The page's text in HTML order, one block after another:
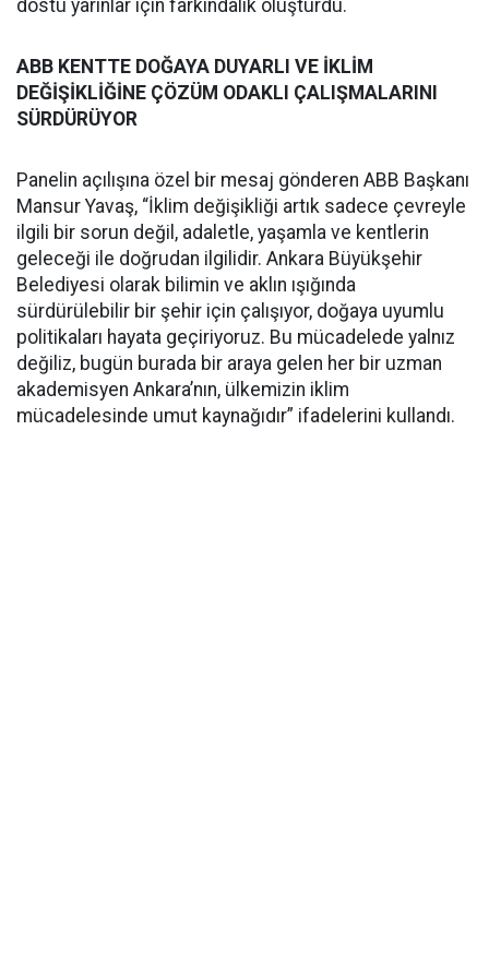
dostu yarınlar için farkındalık oluşturdu.
ABB KENTTE DOĞAYA DUYARLI VE İKLİM
DEĞİŞİKLİĞİNE ÇÖZÜM ODAKLI ÇALIŞMALARINI
SÜRDÜRÜYOR
Panelin açılışına özel bir mesaj gönderen ABB Başkanı
Mansur Yavaş, “İklim değişikliği artık sadece çevreyle
ilgili bir sorun değil, adaletle, yaşamla ve kentlerin
geleceği ile doğrudan ilgilidir. Ankara Büyükşehir
Belediyesi olarak bilimin ve aklın ışığında
sürdürülebilir bir şehir için çalışıyor, doğaya uyumlu
politikaları hayata geçiriyoruz. Bu mücadelede yalnız
değiliz, bugün burada bir araya gelen her bir uzman
akademisyen Ankara’nın, ülkemizin iklim
mücadelesinde umut kaynağıdır” ifadelerini kullandı.